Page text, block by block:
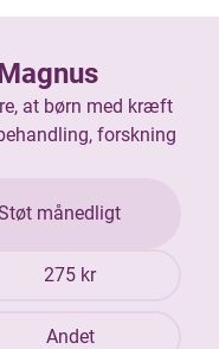
at børn med kræft
forskning
månedligt
275 kr
Andet